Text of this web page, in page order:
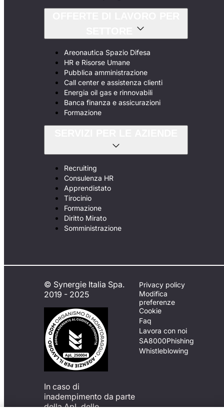
Areonautica Spazio Difesa
HR e Risorse Umane
Pubblica amministrazione
Call center e assistenza clienti
Energia oil gas e rinnovabili
Banca finanza e assicurazioni
Formazione
Recruiting
Consulenza HR
Apprendistato
Tirocinio
Formazione
Diritto Mirato
Somministrazione
© Synergie Italia Spa.
2019 - 2025
In caso di
inadempimento da parte
della ApL delle
Privacy policy
Modifica
preferenze
Cookie
Faq
Lavora con noi
SA8000Phishing
Whistleblowing